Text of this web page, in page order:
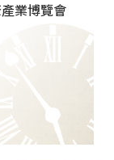
業博覽會